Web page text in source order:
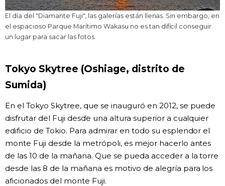
El día del "Diamante Fuji", las galerías están llenas. Sin embargo, en
el espacioso Parque Marítimo Wakasu no es tan difícil conseguir
un lugar para sacar las fotos.
Tokyo Skytree (Oshiage, distrito de
Sumida)
En el Tokyo Skytree, que se inauguró en 2012, se puede
disfrutar del Fuji desde una altura superior a cualquier
edificio de Tokio. Para admirar en todo su esplendor el
monte Fuji desde la metrópoli, es mejor hacerlo antes
de las 10 de la mañana. Que se pueda acceder a la torre
desde las 8 de la mañana es motivo de alegría para los
aficionados del monte Fuji.